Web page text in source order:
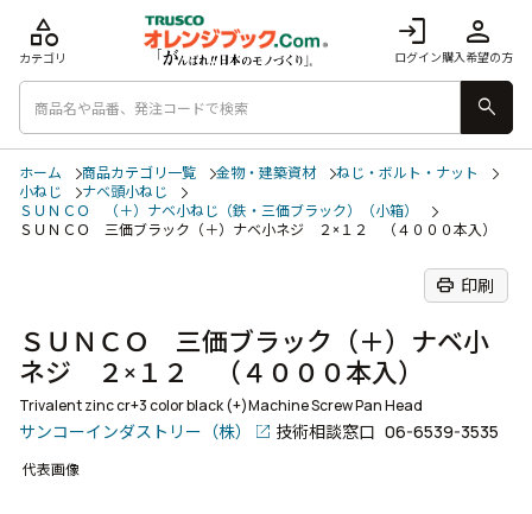
login
ログイン
person
購入希望の方
category
カテゴリ
search
ホーム 商品カテゴリ一覧 金物・建築資材
ねじ・ボルト・ナット
小ねじ
ナベ頭小ねじ
ＳＵＮＣＯ （＋）ナベ小ねじ（鉄・三価ブラック）（小箱）
ＳＵＮＣＯ 三価ブラック（＋）ナベ小ネジ ２×１２ （４０００本入）
print 印刷
ＳＵＮＣＯ 三価ブラック（＋）ナベ小
ネジ ２×１２ （４０００本入）
Trivalent zinc cr+3 color black (+)Machine Screw Pan Head
サンコーインダストリー（株） 技術相談窓口 06-6539-3535
代表画像